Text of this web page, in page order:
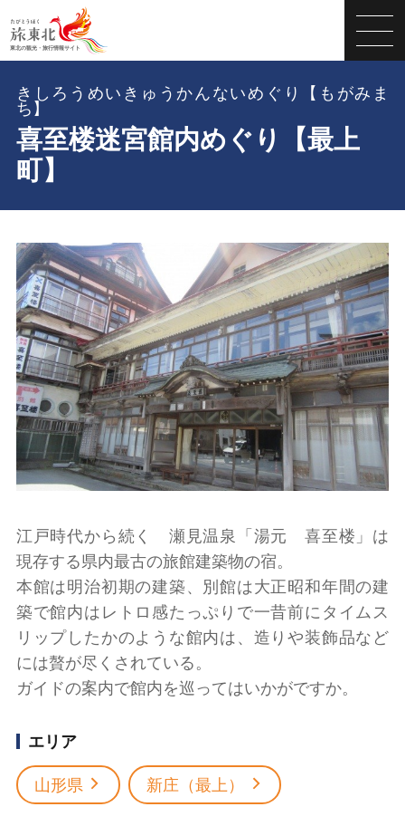
喜至楼迷宮館内めぐり【最上
町】
きしろうめいきゅうかんないめぐり【もがみま
ち】
江戸時代から続く 瀬見温泉「湯元 喜至楼」は
現存する県内最古の旅館建築物の宿。
本館は明治初期の建築、別館は大正昭和年間の建
築で館内はレトロ感たっぷりで一昔前にタイムス
リップしたかのような館内は、造りや装飾品など
には贅が尽くされている。
ガイドの案内で館内を巡ってはいかがですか。
エリア
山形県 新庄（最上）